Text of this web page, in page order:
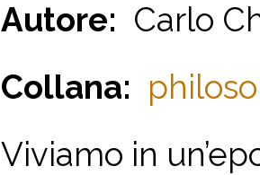
Autore: Carlo
Collana:
Viviamo in